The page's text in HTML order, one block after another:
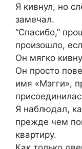
Я кивнул, но
замечал.
“Спасибо,”
произошло,
Он мягко
Он просто
имя «Мэгги»,
Я наблюдал,
прежде чем
квартиру.